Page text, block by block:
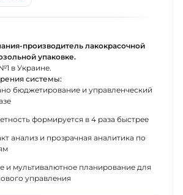
производитель лакокрасочной
упаковке.
в Украине.
системы:
бюджетирование и управленческий
формируется в 4 раза быстрее
анализ и прозрачная аналитика по
и мультивалютное планирование для
управления